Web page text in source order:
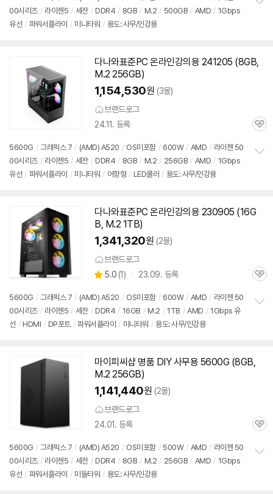
00시리즈 / 라이젠5 / 세잔 / DDR4 / 8GB / M.2 / 500GB / AMD / 1Gbps
유선 / 파워서플라이 / 미니타워 / 용도: 사무/인강용
다나와표준PC 온라인강의용 241205 (8GB,
M.2 256GB)
1,154,530원 (3몰)
브랜드로그
24.11. 등록
관
5600G / 그래픽스 7 / (AMD) A520 / OS미포함 / 600W / AMD / 라이젠 50
00시리즈 / 라이젠5 / 세잔 / DDR4 / 8GB / M.2 / 256GB / AMD / 1Gbps
유선 / 파워서플라이 / 미니타워 / 어항형 / LED쿨러 / 용도: 사무/인강용
다나와표준PC 온라인강의용 230905 (16G
B, M.2 1TB)
1,341,320원 (2몰)
브랜드로그
별
점
5.0 (상
리
뷰
1) 23.09. 등록
관
5600G / 그래픽스 7 / (AMD) A520 / OS미포함 / 600W / AMD / 라이젠 50
00시리즈 / 라이젠5 / 세잔 / DDR4 / 16GB / M.2 / 1TB / AMD / 1Gbps 유
선 / HDMI / DP포트 / 파워서플라이 / 미니타워 / 용도: 사무/인강용
마이피씨샵 명품 DIY 사무용 5600G (8GB,
M.2 256GB)
1,141,440원 (2몰)
브랜드로그
24.01. 등록
관
5600G / 그래픽스 7 / (AMD) A520 / OS미포함 / 500W / AMD / 라이젠 50
00시리즈 / 라이젠5 / 세잔 / DDR4 / 8GB / M.2 / 256GB / AMD / 1Gbps
유선 / 파워서플라이 / 미들타워 / 용도: 사무/인강용